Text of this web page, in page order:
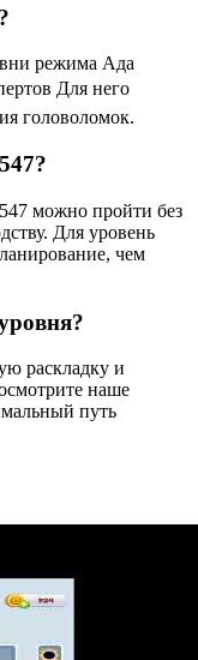
режима Ада
Для него
головоломок.
можно пройти без
Для уровень
чем
раскладку и
наше
путь